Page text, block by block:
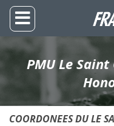
PMU Le
COORDONEES DU LE